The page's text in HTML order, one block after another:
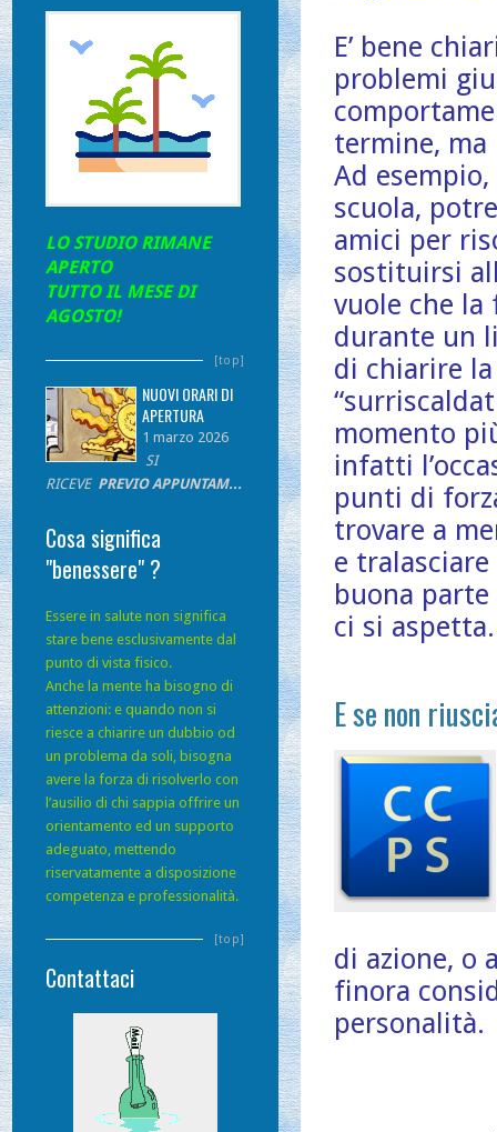
LO STUDIO RIMANE
APERTO
TUTTO IL MESE DI
AGOSTO!
[top]
NUOVI ORARI DI
APERTURA
1 marzo 2026
SI
RICEVE PREVIO APPUNTAM...
Cosa significa
"benessere" ?
Essere in salute non significa
stare bene esclusivamente dal
punto di vista fisico.
Anche la mente ha bisogno di
attenzioni: e quando non si
riesce a chiarire un dubbio od
un problema da soli, bisogna
avere la forza di risolverlo con
l’ausilio di chi sappia offrire un
orientamento ed un supporto
adeguato, mettendo
riservatamente a disposizione
competenza e professionalità.
[top]
Contattaci
E’ bene
problemi
termine,
Ad
scuola,
amici per
sostituirsi
vuole che
durante un
di chiarire
momento
infatti
punti di
trovare a
e
buona
ci si aspetta.
E se non
di azione, o
finora
personalità.